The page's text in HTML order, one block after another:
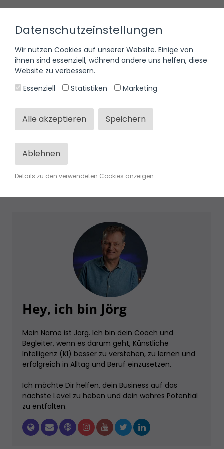
Datenschutzeinstellungen
Wir nutzen Cookies auf unserer Website. Einige von
ihnen sind essenziell, während andere uns helfen, diese
Website zu verbessern.
Essenziell
Statistiken Marketing
Alle akzeptieren Speichern
Ablehnen
Details zu den verwendeten Cookies anzeigen
30 Geheim Codes, die ChatGPT&Co. auf Steroide setzen
Du hast keinen Zugriff
Melde dich mit deinem Konto an
Hey, ich bin Jörg
Mein Name ist Jörg. Ich bin dein Coach und
Begleiter, wenn es darum geht, Künstliche
Intelligenz (KI) besser zu verstehen, zu lernen und
erfolgreich in Alltag und Beruf einzusetzen.
Ich möchte Dir helfen, dein Business auf das
nächste Level zu heben und dein wahres Potential
zu entfalten.